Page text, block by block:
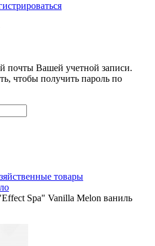
почты Вашей учетной записи.
чтобы получить пароль по
товары
Spa" Vanilla Melon ваниль